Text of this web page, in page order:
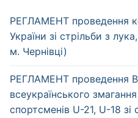
РЕГЛАМЕНТ проведення
України зі стрільби з
м. Чернівці)
РЕГЛАМЕНТ проведення
всеукраїнського
спортсменів U-21, U-18 зі